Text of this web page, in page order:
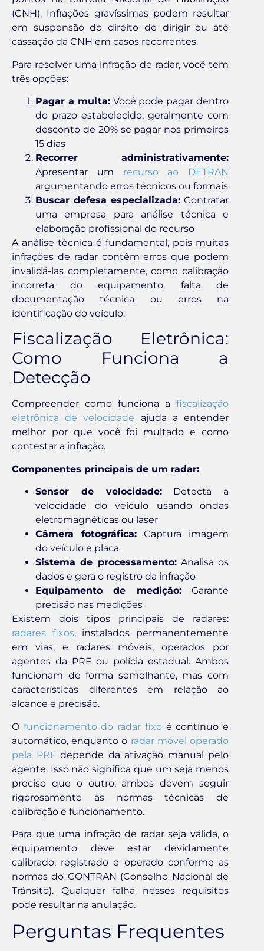
(CNH). Infrações gravíssimas podem resultar
em suspensão do direito de dirigir ou até
cassação da CNH em casos recorrentes.
Para resolver uma infração de radar, você tem
três opções:
Pagar a multa:Você pode pagar dentro
do prazo estabelecido, geralmente com
desconto de 20% se pagar nos primeiros
15 dias
Recorrer administrativamente:
Apresentar um recurso ao DETRAN
argumentando erros técnicos ou formais
Buscar defesa especializada: Contratar
uma empresa para análise técnica e
elaboração profissional do recurso
A análise técnica é fundamental, pois muitas
infrações de radar contêm erros que podem
invalidá-las completamente, como calibração
incorreta do equipamento, falta de
documentação técnica ou erros na
identificação do veículo.
Fiscalização Eletrônica:
Como Funciona a
Detecção
Compreender como funciona a fiscalização
eletrônica de velocidade ajuda a entender
melhor por que você foi multado e como
contestar a infração.
Componentes principais de um radar:
Sensor de velocidade:Detecta a
velocidade do veículo usando ondas
eletromagnéticas ou laser
Câmera fotográfica: Captura imagem
do veículo e placa
Sistema de processamento:Analisa os
dados e gera o registro da infração
Equipamento de medição:Garante
precisão nas medições
Existem dois tipos principais de radares:
radares fixos, instalados permanentemente
em vias, e radares móveis, operados por
agentes da PRF ou polícia estadual. Ambos
funcionam de forma semelhante, mas com
características diferentes em relação ao
alcance e precisão.
O funcionamento do radar fixoé contínuo e
automático, enquanto o radar móvel operado
pela PRFdepende da ativação manual pelo
agente. Isso não significa que um seja menos
preciso que o outro; ambos devem seguir
rigorosamente as normas técnicas de
calibração e funcionamento.
Para que uma infração de radar seja válida, o
equipamento deve estar devidamente
calibrado, registrado e operado conforme as
normas do CONTRAN (Conselho Nacional de
Trânsito). Qualquer falha nesses requisitos
pode resultar na anulação.
Perguntas Frequentes